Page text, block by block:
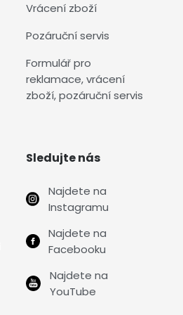
Vrácení zboží
Pozáruční servis
Formulář pro
reklamace, vrácení
zboží, pozáruční servis
Sledujte nás
Najdete na
Instagramu
Najdete na
Facebooku
Najdete na
YouTube